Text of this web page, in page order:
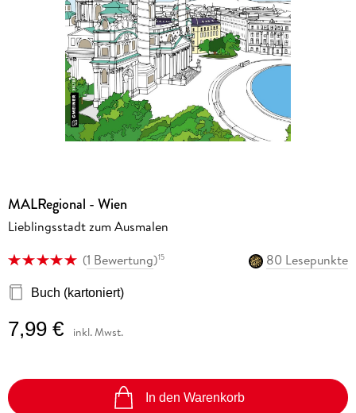
MALRegional - Wien
Lieblingsstadt zum Ausmalen
(1 Bewertung)15 80 Lesepunkte
Buch (kartoniert)
7,99 € inkl. Mwst.
In den Warenkorb